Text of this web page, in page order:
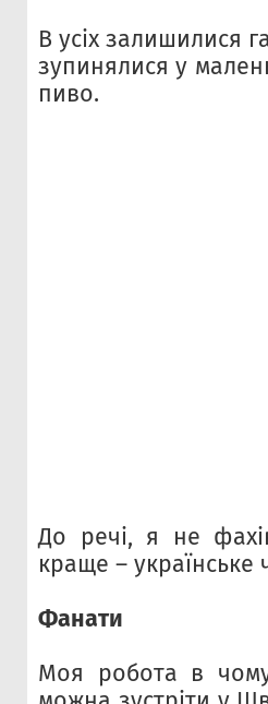
В усіх залишилися
зупинялися у
пиво.
До речі, я не
краще – українське
Фанати
Моя робота в